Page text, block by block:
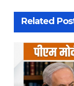
Related